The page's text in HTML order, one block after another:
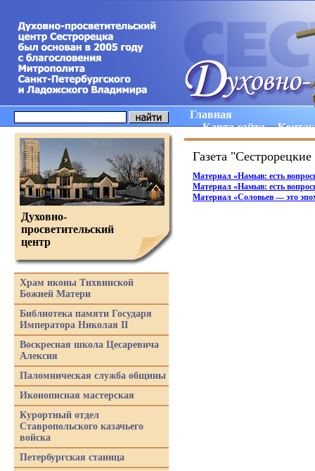
Главная
Карта сайта
Газета
Материал «Намыв: есть
Материал «Намыв: есть
Материал «Соловьев — это
Духовно-
просветительский
центр
Храм иконы Тихвинской
Божией Матери
Библиотека памяти Государя
Императора Николая II
Воскресная школа Цесаревича
Алексия
Паломническая служба общины
Иконописная мастерская
Курортный отдел
Ставропольского казачьего
войска
Петербургская станица